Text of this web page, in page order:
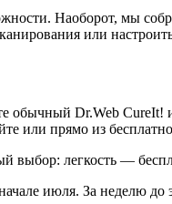
Наоборот, мы
или
обычный Dr.Web CureIt!
или прямо из
выбор: легкость —
июля. За неделю